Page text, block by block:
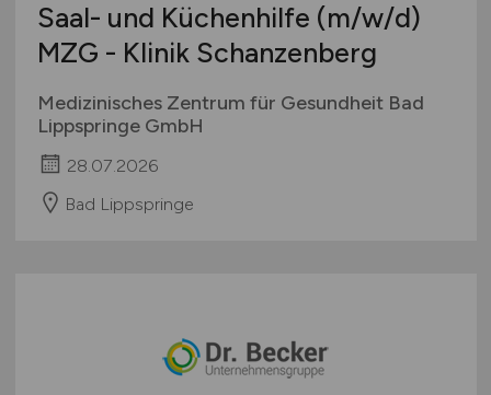
Saal- und Küchenhilfe (m/w/d)
MZG - Klinik Schanzenberg
Medizinisches Zentrum für Gesundheit Bad
Lippspringe GmbH
28.07.2026
Bad Lippspringe